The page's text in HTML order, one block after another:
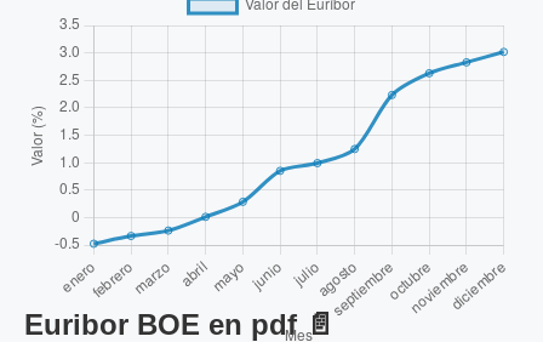
Euribor BOE en pdf 📄